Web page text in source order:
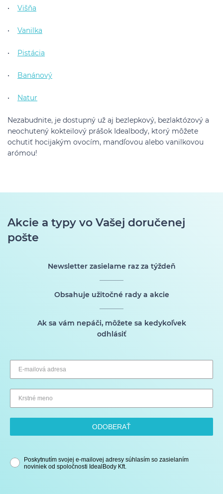
• Višňa
• Vanilka
• Pistácia
• Banánový
• Natur
Nezabudnite, je dostupný už aj bezlepkový, bezlaktózový a
neochutený kokteilový prášok Idealbody, ktorý môžete
ochutiť hocijakým ovocím, mandľovou alebo vanilkovou
arómou!
Akcie a typy vo Vašej doručenej
pošte
Newsletter zasielame raz za týždeň
Obsahuje užitočné rady a akcie
Ak sa vám nepáči, môžete sa kedykoľvek
odhlásiť
ODOBERAŤ
Poskytnutím svojej e-mailovej adresy súhlasím so zasielaním
noviniek od spoločnosti IdealBody Kft.